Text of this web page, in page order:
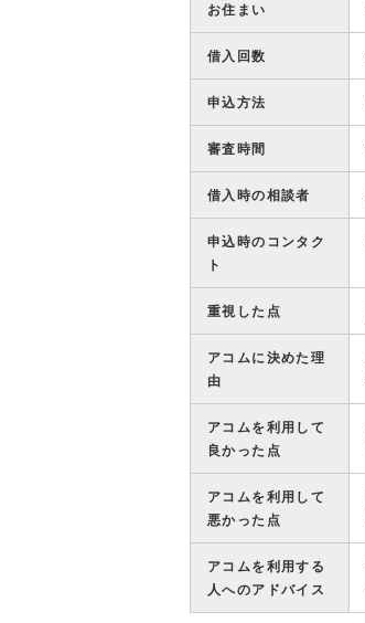
お住まい
借入回数
申込方法
審査時間
借入時の相談者
申込時のコンタク
ト
重視した点
アコムに決めた理
由
アコムを利用して
良かった点
アコムを利用して
悪かった点
アコムを利用する
人へのアドバイス